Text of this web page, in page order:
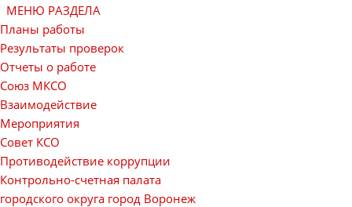
МЕНЮ РАЗДЕЛА
Планы работы
Результаты проверок
Отчеты о работе
Союз МКСО
Взаимодействие
Мероприятия
Совет КСО
Противодействие коррупции
Контрольно-счетная палата
городского округа город Воронеж